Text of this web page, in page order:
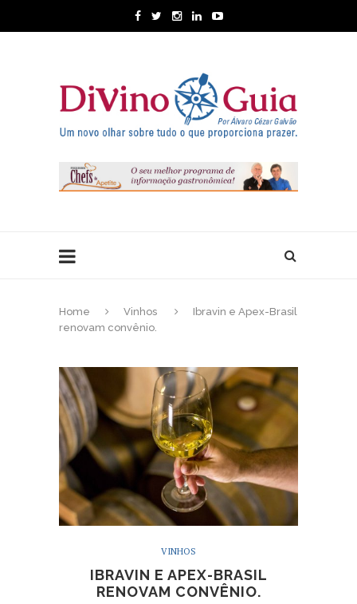
Home Vinhos
Ibravin e Apex-Brasil
renovam convênio.
VINHOS
IBRAVIN E APEX-BRASIL
RENOVAM CONVÊNIO.